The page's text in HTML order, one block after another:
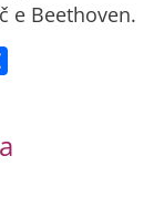
e Beethoven.